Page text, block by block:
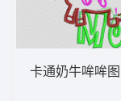
卡通奶牛哞哞图